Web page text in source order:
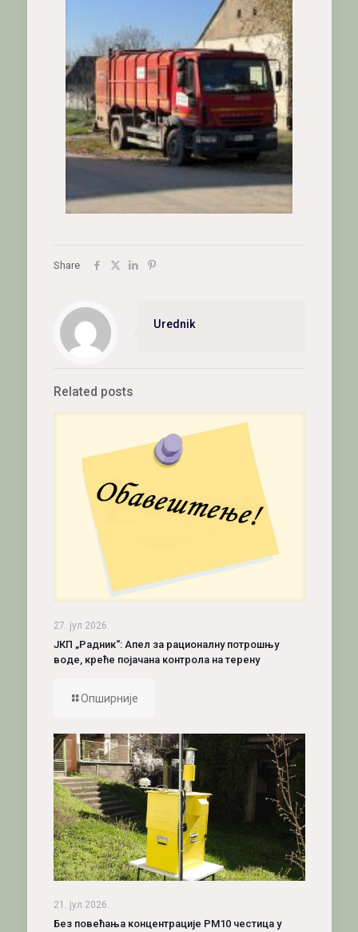
Share
Urednik
Related posts
27. јул 2026.
ЈКП „Радник“: Апел за рационалну потрошњу
воде, креће појачана контрола на терену
Опширније
21. јул 2026.
Без повећања концентрације PM10 честица у